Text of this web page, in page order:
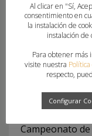
La jugadora
Campeonato
colectivo, pero
que hacen las
descanso,
“con las
Campeonato de
Al clicar en "Sí,
consentimiento en
la instalación de
instalación de
Para obtener más
visite nuestra
respecto,
Configurar